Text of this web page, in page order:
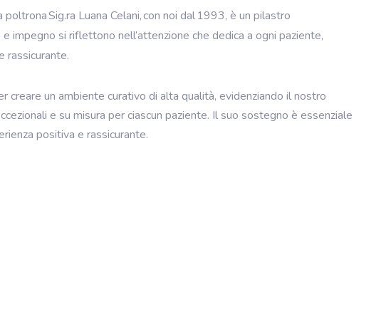
Sig.ra Luana Celani, con noi dal 1993, è un pilastro
impegno si riflettono nell’attenzione che dedica a ogni paziente,
rassicurante.
creare un ambiente curativo di alta qualità, evidenziando il nostro
e su misura per ciascun paziente. Il suo sostegno è essenziale
positiva e rassicurante.